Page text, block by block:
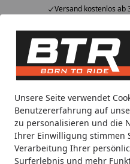
Unsere Seite verwendet
Benutzererfahrung auf
zu personalisieren und die
Ihrer Einwilligung stimmen
Verarbeitung Ihrer
Surferlebnis und mehr
Versand kostenlos ab
Hotline07051 / 9 222 5959
Mi-Fr. 8-12 Uhr
Alle Produkte
Alle ProdukteMarken
Startseite
Vertrag widerrufen
Vertrag